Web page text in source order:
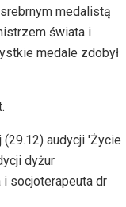
medalistą
świata i
medale zdobył
audycji 'Życie
dyżur
socjoterapeuta dr